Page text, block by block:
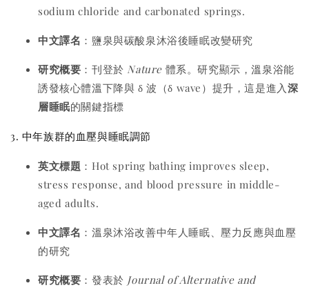
sodium chloride and carbonated springs.
中文譯名 ：鹽泉與碳酸泉沐浴後睡眠改變研究
研究概要 ：刊登於 Nature 體系。研究顯示，溫泉浴能
誘發核心體溫下降與 δ 波（δ wave）提升，這是進入 深
層睡眠的關鍵指標
3. 中年族群的血壓與睡眠調節
英文標題 ：Hot spring bathing improves sleep,
stress response, and blood pressure in middle-
aged adults.
中文譯名 ：溫泉沐浴改善中年人睡眠、壓力反應與血壓
的研究
研究概要 ：發表於 Journal of Alternative and